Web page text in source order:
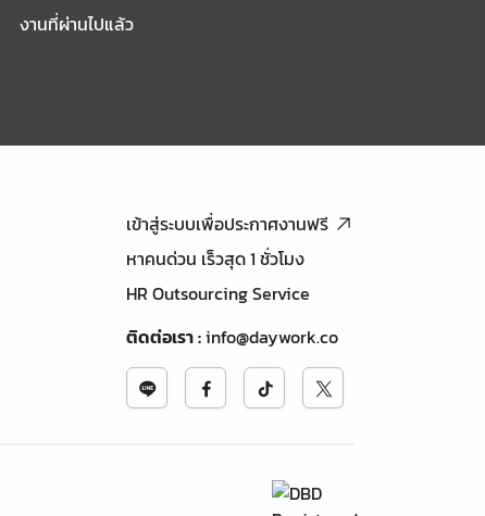
งานที่ผ่านไปแล้ว
เข้าสู่ระบบเพื่อประกาศงานฟรี
หาคนด่วน เร็วสุด 1 ชั่วโมง
HR Outsourcing Service
ติดต่อเรา:info@daywork.co